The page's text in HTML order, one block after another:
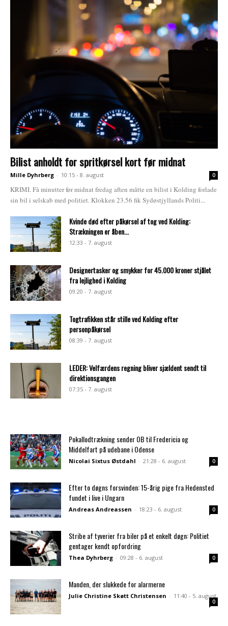
Bilist anholdt for spritkørsel kort før midnat
Mille Dyhrberg - 10:15 - 8. august 0
KRIMI. Få minutter før midnat fredag aften måtte en bilist i Kolding forlade
sin bil i selskab med politiet. Klokken 23.56 fik Sydøstjyllands Politi...
Kvinde død efter påkørsel af tog ved Kolding:
Strækningen er åben...
12:33 - 7. august
Designertasker og smykker for 45.000 kroner stjålet
fra lejlighed i Kolding
09:20 - 7. august
Togtrafikken står stille ved Kolding efter
personpåkørsel
08:39 - 7. august
LEDER: Velfærdens regning bliver sjældent sendt til
direktionsgangen
07:35 - 7. august
Pokallodtrækning sender OB til Fredericia og
Middelfart på udebane i Odense
Nicolai Sixtus Østdahl - 21:28 - 6. august 0
Efter to døgns forsvinden: 15-årig pige fra Hedensted
fundet i live i Ungarn
Andreas Andreassen - 18:23 - 6. august 0
Stribe af tyverier fra biler på et enkelt døgn: Politiet
gentager kendt opfordring
Thea Dyhrberg - 09:28 - 6. august 0
Manden, der slukkede for alarmerne
Julie Christine Skøtt Christensen - 11:40 - 5. august
0